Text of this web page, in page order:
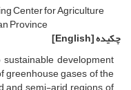
Center for Agriculture
Province
چکیده[English]
development
greenhouse gases of the